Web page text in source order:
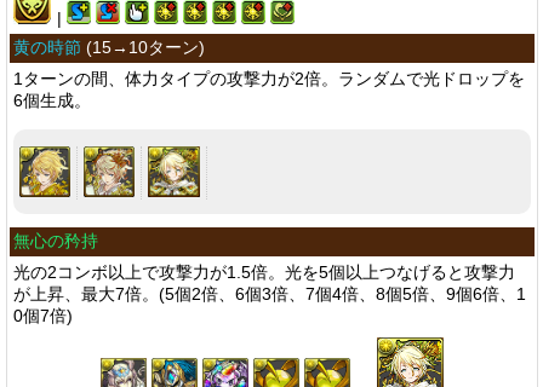
|
黄の時節 (15→10ターン)
1ターンの間、体力タイプの攻撃力が2倍。ランダムで光ドロップを
6個生成。
無心の矜持
光の2コンボ以上で攻撃力が1.5倍。光を5個以上つなげると攻撃力
が上昇、最大7倍。(5個2倍、6個3倍、7個4倍、8個5倍、9個6倍、1
0個7倍)